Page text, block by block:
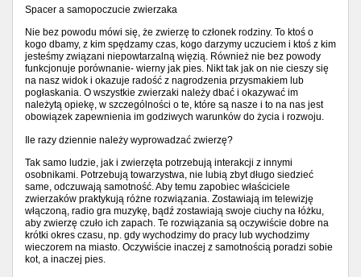
Spacer a samopoczucie zwierzaka
Nie bez powodu mówi się, że zwierzę to członek rodziny. To ktoś o
kogo dbamy, z kim spędzamy czas, kogo darzymy uczuciem i ktoś z kim
jesteśmy związani niepowtarzalną więzią. Również nie bez powody
funkcjonuje porównanie- wierny jak pies. Nikt tak jak on nie cieszy się
na nasz widok i okazuje radość z nagrodzenia przysmakiem lub
pogłaskania. O wszystkie zwierzaki należy dbać i okazywać im
należytą opiekę, w szczególności o te, które są nasze i to na nas jest
obowiązek zapewnienia im godziwych warunków do życia i rozwoju.
Ile razy dziennie należy wyprowadzać zwierzę?
Tak samo ludzie, jak i zwierzęta potrzebują interakcji z innymi
osobnikami. Potrzebują towarzystwa, nie lubią zbyt długo siedzieć
same, odczuwają samotność. Aby temu zapobiec właściciele
zwierzaków praktykują różne rozwiązania. Zostawiają im telewizję
włączoną, radio gra muzykę, bądź zostawiają swoje ciuchy na łóżku,
aby zwierzę czuło ich zapach. Te rozwiązania są oczywiście dobre na
krótki okres czasu, np. gdy wychodzimy do pracy lub wychodzimy
wieczorem na miasto. Oczywiście inaczej z samotnością poradzi sobie
kot, a inaczej pies.